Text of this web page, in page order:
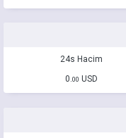
24s Hacim
0.00 USD